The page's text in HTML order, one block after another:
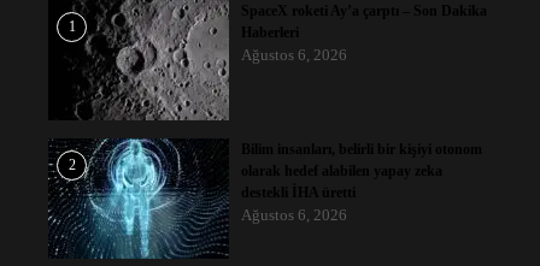
1
SpaceX roketi Ay’a çarptı – Son Dakika
Haberleri
Ağustos 6, 2026
2
Bilim insanları, belirli bir kişiyi otonom
olarak hedef alabilen yapay zeka
destekli İHA üretti
Ağustos 6, 2026